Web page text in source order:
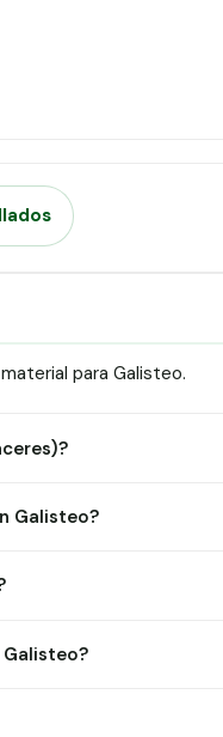
para Galisteo.
Galisteo?